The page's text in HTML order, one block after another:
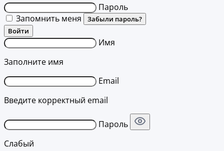
Пароль
Запомнить меня
Забыли пароль?
Войти
Имя
Заполните имя
Email
Введите корректный email
Пароль
Слабый